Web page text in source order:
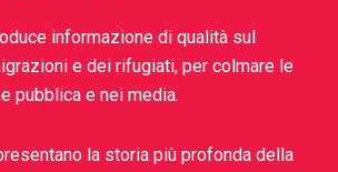
informazione di qualità sul
e dei rifugiati, per colmare le
pubblica e nei media.
la storia più profonda della